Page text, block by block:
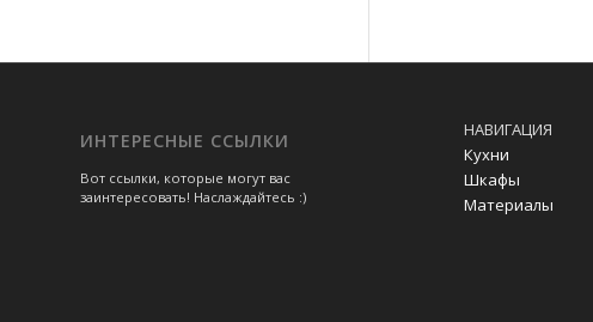
ИНТЕРЕСНЫЕ ССЫЛКИ
Вот ссылки, которые могут вас
заинтересовать! Наслаждайтесь :)
НАВИГАЦИЯ
Кухни
Шкафы
Материалы